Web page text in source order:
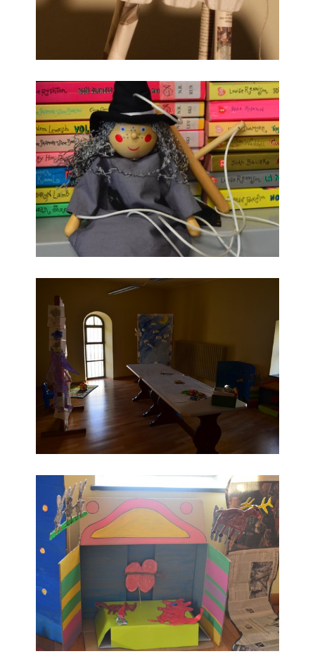
La streghetta Sibilla
La sala al primo piano
Le creazioni dei laboratori di lettura animata